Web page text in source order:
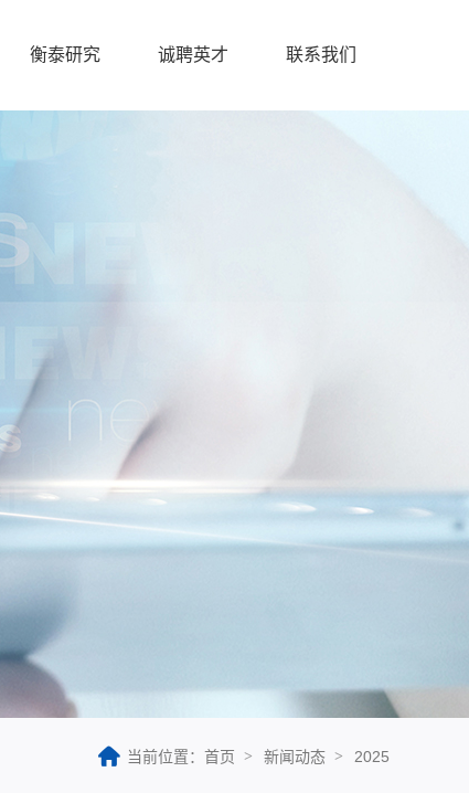
衡泰研究 诚聘英才 联系我们
当前位置：首页 新闻动态 2025